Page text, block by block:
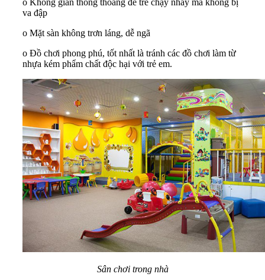
va đập
o Mặt sàn không trơn láng, dễ ngã
o Đồ chơi phong phú, tốt nhất là tránh các đồ chơi làm từ
nhựa kém phẩm chất độc hại với trẻ em.
Sân chơi trong nhà